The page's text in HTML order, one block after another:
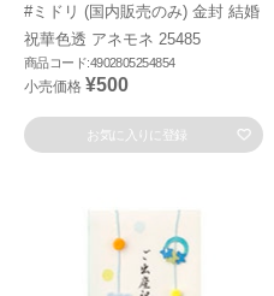
#ミドリ (国内販売のみ) 金封 結婚
祝華色透 アネモネ 25485
商品コード:4902805254854
小売価格 ¥500
お気に入りに登録